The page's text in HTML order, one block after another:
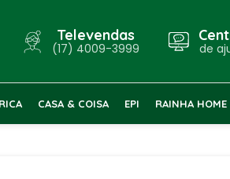
Televendas
(17) 4009-3999 de
CASA & COISA EPI RAINHA HOME